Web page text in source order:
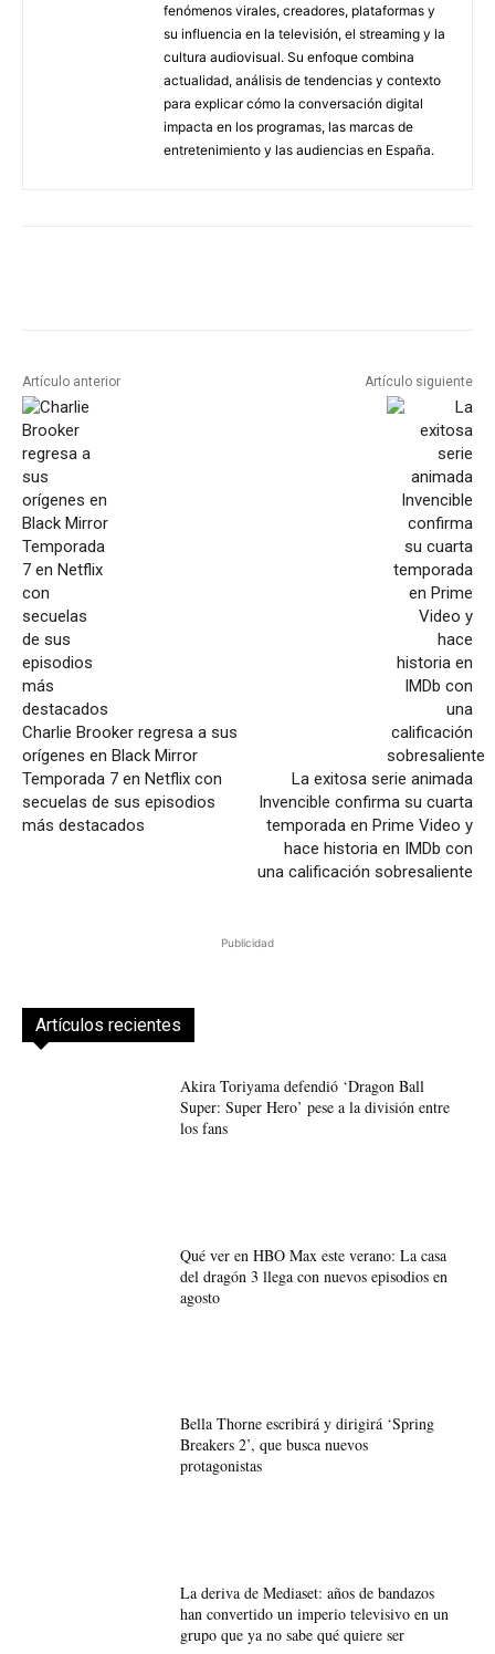
fenómenos virales, creadores, plataformas y
su influencia en la televisión, el streaming y la
cultura audiovisual. Su enfoque combina
actualidad, análisis de tendencias y contexto
para explicar cómo la conversación digital
impacta en los programas, las marcas de
entretenimiento y las audiencias en España.
Artículo anterior
Charlie Brooker regresa a sus
orígenes en Black Mirror
Temporada 7 en Netflix con
secuelas de sus episodios
más destacados
Artículo siguiente
La exitosa serie animada
Invencible confirma su cuarta
temporada en Prime Video y
hace historia en IMDb con
una calificación sobresaliente
Publicidad
Artículos recientes
Akira Toriyama defendió ‘Dragon Ball
Super: Super Hero’ pese a la división entre
los fans
Qué ver en HBO Max este verano: La casa
del dragón 3 llega con nuevos episodios en
agosto
Bella Thorne escribirá y dirigirá ‘Spring
Breakers 2’, que busca nuevos
protagonistas
La deriva de Mediaset: años de bandazos
han convertido un imperio televisivo en un
grupo que ya no sabe qué quiere ser